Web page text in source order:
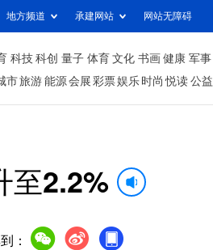
地方频道 承建网站 网站无障碍
科技 科创 量子 体育 文化 书画 健康 军事
市旅游 能源 会展 彩票娱乐 时尚 悦读 公益
至2.2%
：